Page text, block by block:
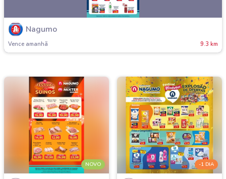
Nagumo
Vence amanh 9.3 km
NOVO -1 DIA